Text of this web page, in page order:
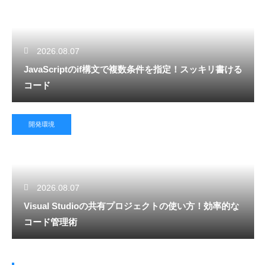
2026.08.07
JavaScriptのif構文で複数条件を指定！スッキリ書ける
コード
開発環境
2026.08.07
Visual Studioの共有プロジェクトの使い方！効率的な
コード管理術